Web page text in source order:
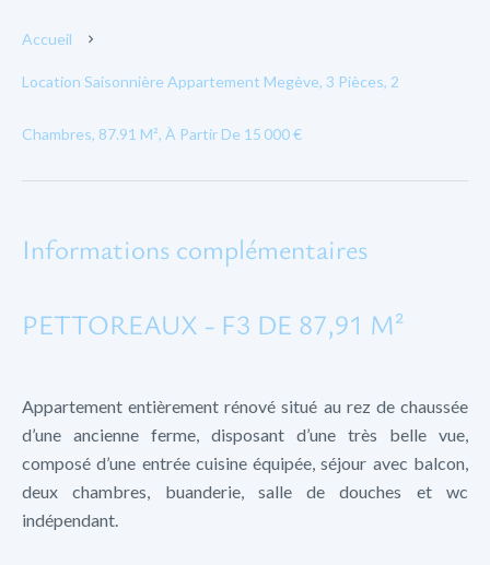
Accueil
Location Saisonnière Appartement Megève, 3 Pièces, 2
Chambres, 87.91 M², À Partir De 15 000 €
Informations complémentaires
PETTOREAUX - F3 DE 87,91 M²
Appartement entièrement rénové situé au rez de chaussée
d’une ancienne ferme, disposant d’une très belle vue,
composé d’une entrée cuisine équipée, séjour avec balcon,
deux chambres, buanderie, salle de douches et wc
indépendant.